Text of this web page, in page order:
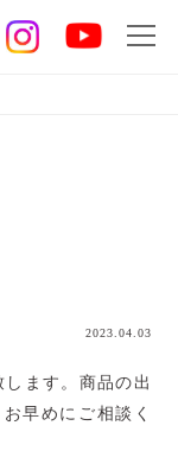
2023.04.03
ます。商品の出
早めにご相談く